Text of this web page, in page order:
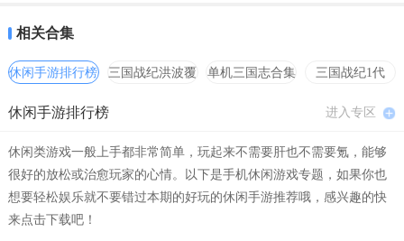
1.场外活动多：更多的泰星演唱会，见面会活动
2.资讯更及时：超及时的泰剧更新资讯
3.明星大揭秘：提供更多泰星八卦新闻
一款为泰剧迷们提供全新剧集的视频资源，超多数量的热门影视作品
在其中都得到了充分的展示。与此同时泰国天府泰剧大全专门做的是
泰剧相关信息手机应用，泰剧的各种信息可以让玩家在任何时间任何
相关合集
休闲手游排行榜
三国战纪洪波覆
单机三国志合集
三国战纪1代
休闲手游排行榜 进入专区
休闲类游戏一般上手都非常简单，玩起来不需要肝也不需要氪，能够
很好的放松或治愈玩家的心情。以下是手机休闲游戏专题，如果你也
想要轻松娱乐就不要错过本期的好玩的休闲手游推荐哦，感兴趣的快
来点击下载吧！